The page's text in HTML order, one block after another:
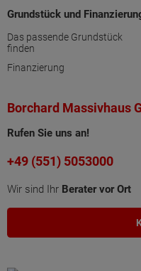
Grundstück und
Das passende Grundstück
finden
Finanzierung
Borchard Massivhaus
Rufen Sie uns an!
+49 (551) 5053000
Wir sind Ihr Berater vor Ort